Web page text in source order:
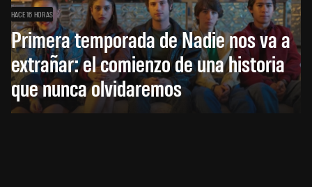
HACE 16 HORAS
Primera temporada de Nadie nos va a
extrañar: el comienzo de una historia
que nunca olvidaremos